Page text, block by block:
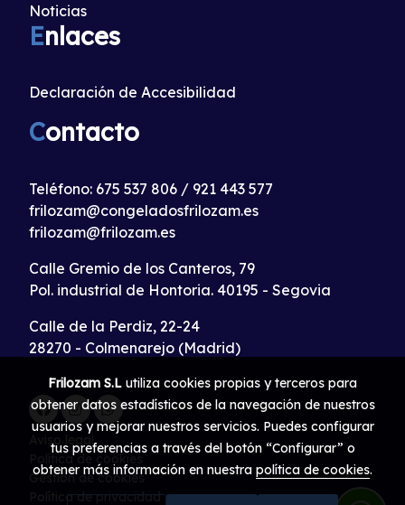
Noticias
Enlaces
Declaración de Accesibilidad
Contacto
Teléfono: 675 537 806 / 921 443 577
frilozam@congeladosfrilozam.es
frilozam@frilozam.es
Calle Gremio de los Canteros, 79
Pol. industrial de Hontoria. 40195 - Segovia
Calle de la Perdiz, 22-24
28270 - Colmenarejo (Madrid)
Aviso legal
Política de cookies
Gestión de cookies
Política de privacidad
Frilozam S.L utiliza cookies propias y terceros para
obtener datos estadísticos de la navegación de nuestros
usuarios y mejorar nuestros servicios. Puedes configurar
tus preferencias a través del botón “Configurar” o
obtener más información en nuestra política de cookies.